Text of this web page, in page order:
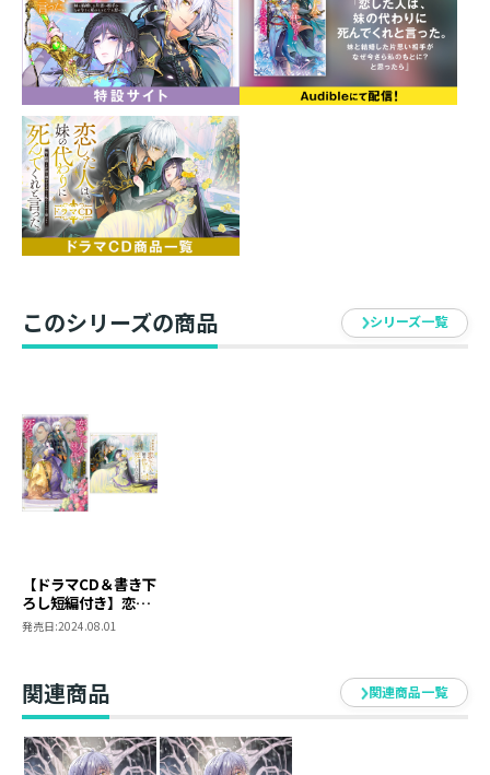
「あなたはもう、ただの師じゃない――」
この脆く曖昧で心地の良い関係が崩れていこうとしてい
る。決定的に。弟子の毅然とした視線に絡め取られなが
らウィステリアは思った。二人だけの異界での師弟関係
が、元の世界に戻って変わらないわけがない。わだかま
りを残して、王都へ戻るロイドと別れを告げる。彼には
求婚した王女・アイリーンが待っていると言い聞かせつ
つ、当面の間はベンジャミンの弟夫妻のところに身を潜
めることに。一方、はるか遠くで《未明の地》を巡って
大きな渦が生まれようとしていてーー？ あなたへの想
肌の貴公子の師弟恋愛ファンタジー第６巻！
●永野水貴(Mizuki Nagano)
この6巻発売のときに、コミック新刊や
ドラマCDなどたくさんのアイテムが同時発売されるよう
です。
ちょっとしたお祭りですね。
SNS◆@nagano_mizuki
て楽しいです。ポーズや構図に合わせて衣装を考えるの
ですが、欲が出てついつい露出させてしまいそうになる
ので、「馬鹿者！ 肌を出したら瘴気にやられるぞ
このシリーズの商品 シリーズ一覧
【ドラマCD＆書き下
ろし短編付き】恋し
た人は、妹の代わり
今さら私のもとに？
と思ったら―
発売日:2024.08.01
関連商品 関連商品一覧